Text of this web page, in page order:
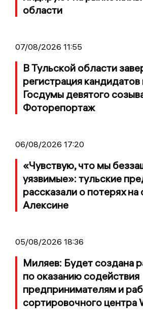
области
07/08/2026 11:55
В Тульской области
регистрация кандидатов
Госдумы девятого
Фоторепортаж
06/08/2026 17:20
«Чувствую, что мы
уязвимые»: тульские
рассказали о потерях на
Алексине
05/08/2026 18:36
Миляев: Будет создана
по оказанию содействия
предпринимателям и
сортировочного центра